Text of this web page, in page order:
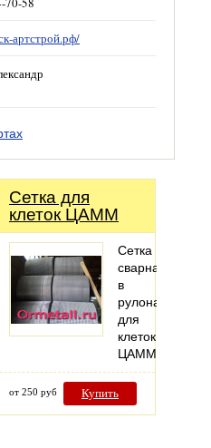
артстрой.рф/
Сетка для
клеток ЦАММ
Сетка
сварная
в
рулонах
для
клеток
ЦАММ
от 250 руб Купить